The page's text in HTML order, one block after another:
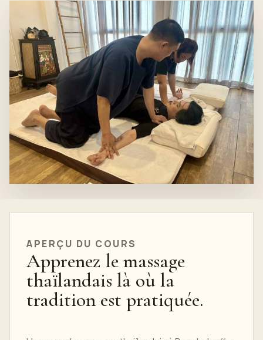
APERÇU DU COURS
Apprenez le massage
thaïlandais là où la
tradition est pratiquée.